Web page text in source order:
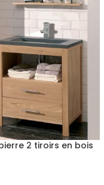
2 tiroirs en bois